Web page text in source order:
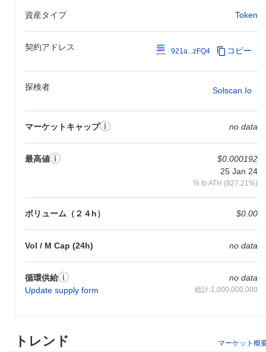
資産タイプ Token
契約アドレス 921a...zFQ4 コピー
探検者 Solscan.io
マーケットキャップ no data
最高値
$0.000192
25 Jan 24
% to ATH (827.21%)
ボリューム（２４h） $0.00
Vol / M Cap (24h) no data
循環供給
Update supply form
no data
総計:1,000,000,000
トレンド マーケット概